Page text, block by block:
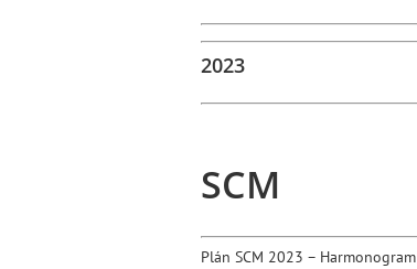
2023
SCM
Plán SCM 2023 – Harmonogram